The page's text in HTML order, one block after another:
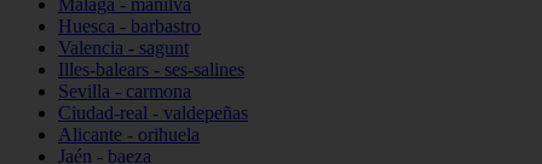
Málaga - manilva
Huesca - barbastro
Valencia - sagunt
Illes-balears - ses-salines
Sevilla - carmona
Ciudad-real - valdepeñas
Alicante - orihuela
Jaén - baeza